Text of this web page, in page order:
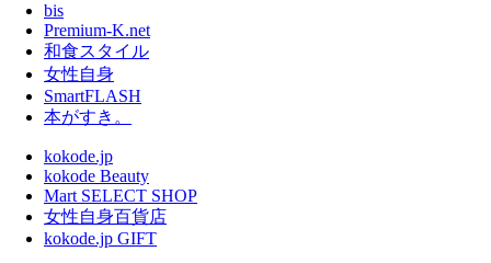
bis
Premium-K.net
和食スタイル
女性自身
SmartFLASH
本がすき。
kokode.jp
kokode Beauty
Mart SELECT SHOP
女性自身百貨店
kokode.jp GIFT